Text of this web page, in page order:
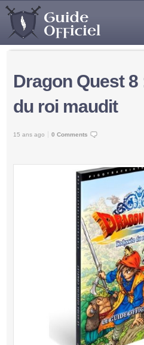
Dragon Quest 8
du roi maudit
15 ans ago 0 Comments